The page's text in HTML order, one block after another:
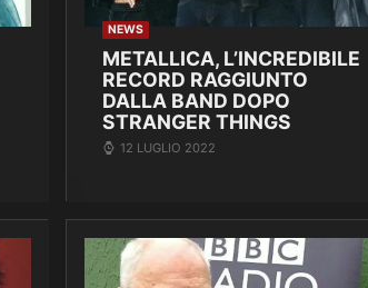
NEWS
METALLICA, L’INCREDIBILE
RECORD RAGGIUNTO
DALLA BAND DOPO
STRANGER THINGS
12 LUGLIO 2022